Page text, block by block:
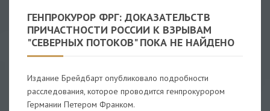
ГЕНПРОКУРОР ФРГ: ДОКАЗАТЕЛЬСТВ
ПРИЧАСТНОСТИ РОССИИ К ВЗРЫВАМ
"СЕВЕРНЫХ ПОТОКОВ" ПОКА НЕ НАЙДЕНО
Издание Брейдбарт опубликовало подробности
расследования, которое проводится генпрокурором
Германии Петером Франком.